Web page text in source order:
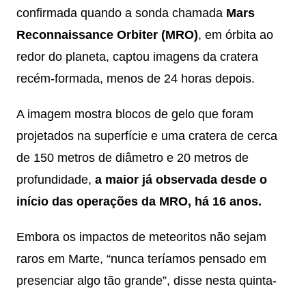
confirmada quando a sonda chamada Mars
Reconnaissance Orbiter (MRO), em órbita ao
redor do planeta, captou imagens da cratera
recém-formada, menos de 24 horas depois.
A imagem mostra blocos de gelo que foram
projetados na superfície e uma cratera de cerca
de 150 metros de diâmetro e 20 metros de
profundidade, a maior já observada desde o
início das operações da MRO, há 16 anos.
Embora os impactos de meteoritos não sejam
raros em Marte, “nunca teríamos pensado em
presenciar algo tão grande”, disse nesta quinta-